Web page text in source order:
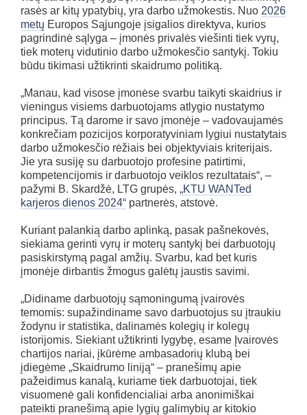
rasės ar kitų ypatybių, yra darbo užmokestis. Nuo 2026
metų Europos Sąjungoje įsigalios direktyva, kurios
pagrindinė sąlyga – įmonės privalės viešinti tiek vyrų,
tiek moterų vidutinio darbo užmokesčio santykį. Tokiu
būdu tikimasi užtikrinti skaidrumo politiką.
„Manau, kad visose įmonėse svarbu taikyti skaidrius ir
vieningus visiems darbuotojams atlygio nustatymo
principus. Tą darome ir savo įmonėje – vadovaujamės
konkrečiam pozicijos korporatyviniam lygiui nustatytais
darbo užmokesčio rėžiais bei objektyviais kriterijais.
Jie yra susiję su darbuotojo profesine patirtimi,
kompetencijomis ir darbuotojo veiklos rezultatais“, –
pažymi B. Skardžė, LTG grupės, „KTU WANTed
karjeros dienos 2024“ partnerės, atstovė.
Kuriant palankią darbo aplinką, pasak pašnekovės,
siekiama gerinti vyrų ir moterų santykį bei darbuotojų
pasiskirstymą pagal amžių. Svarbu, kad bet kuris
įmonėje dirbantis žmogus galėtų jaustis savimi.
„Didiname darbuotojų sąmoningumą įvairovės
temomis: supažindiname savo darbuotojus su įtraukiu
žodynu ir statistika, dalinamės kolegių ir kolegų
istorijomis. Siekiant užtikrinti lygybę, esame Įvairovės
chartijos nariai, įkūrėme ambasadorių klubą bei
įdiegėme „Skaidrumo liniją“ – pranešimų apie
pažeidimus kanalą, kuriame tiek darbuotojai, tiek
visuomenė gali konfidencialiai arba anonimiškai
pateikti pranešimą apie lygių galimybių ar kitokio